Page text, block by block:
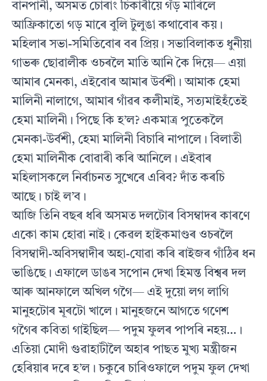
বানপানী, অসমত চোৰাং চিকাৰীয়ে গঁড় মাৰিলে
আফ্রিকাতো গড় মাৰে বুলি টুলুঙা কথাবোৰ কয়।
মহিলাৰ সভা-সমিতিবোৰ বৰ প্রিয়। সভাবিলাকত ধুনীয়া
গাভৰু ছোৱালীক ওচৰলৈ মাতি আনি কৈ দিয়ে— এয়া
আমাৰ মেনকা, এইবোৰ আমাৰ উৰ্বশী। আমাক হেমা
মালিনী নালাগে, আমাৰ গাঁৱৰ কলীমাই, সত্যমাইহঁতেই
হেমা মালিনী। পিছে কি হ’ল? একমাত্র পুতেকলৈ
মেনকা-উৰ্বশী, হেমা মালিনী বিচাৰি নাপালে। বিলাতী
হেমা মালিনীক বোৱাৰী কৰি আনিলে। এইবাৰ
মহিলাসকলে নিৰ্বাচনত সুখেৰে এৰিব? দাঁত কৰচি
আছে। চাই ল’ব।
আজি তিনি বছৰ ধৰি অসমত দলটোৰ বিসম্বাদৰ কাৰণে
একো কাম হোৱা নাই। কেৱল হাইকমাণ্ডৰ ওচৰলৈ
বিসম্বাদী-অবিসম্বাদীৰ অহা-যোৱা কৰি ৰাইজৰ গাঁঠিৰ ধন
ভাঙিছে। এফালে ডাঙৰ সপোন দেখা হিমন্ত বিশ্বৰ দল
আৰু আনফালে অখিল গগৈ— এই দুয়ো লগ লাগি
মানুহটোৰ মূৰটো খালে। মানুহজনে আগতে গণেশ
গগৈৰ কবিতা গাইছিল— পদুম ফুলৰ পাপৰি নহয়…।
এতিয়া মোদী গুৱাহাটীলৈ অহাৰ পাছত মুখ্য মন্ত্ৰীজন
হেৰিয়াৰ দৰে হ’ল। চকুৰে চাৰিওফালে পদুম ফুল দেখা